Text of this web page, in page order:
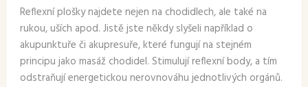
Reflexní plošky najdete nejen na chodidlech, ale také na
rukou, uších apod. Jistě jste někdy slyšeli například o
akupunktuře či akupresuře, které fungují na stejném
principu jako masáž chodidel. Stimulují reflexní body, a tím
odstraňují energetickou nerovnováhu jednotlivých orgánů.